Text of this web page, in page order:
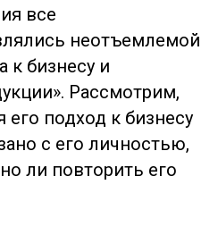
все
неотъемлемой
к бизнесу и
Рассмотрим,
его подход к бизнесу
с его личностью,
ли повторить его